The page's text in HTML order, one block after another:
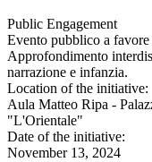
Public Engagement
Evento pubblico a
Approfondimento
narrazione e infanzia.
Location of the initiative:
Aula Matteo Ripa -
"L'Orientale"
Date of the initiative:
November 13, 2024